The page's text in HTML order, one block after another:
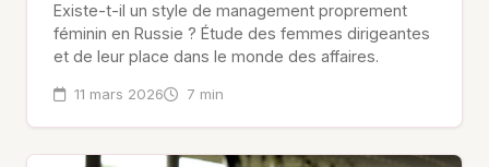
Existe-t-il un style de management proprement
féminin en Russie ? Étude des femmes dirigeantes
et de leur place dans le monde des affaires.
11 mars 2026 7 min